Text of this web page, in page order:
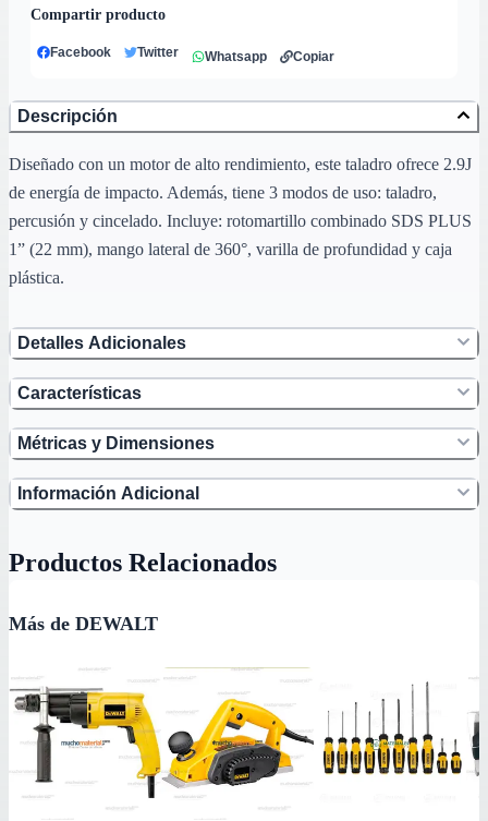
Compartir producto
Facebook Twitter Whatsapp Copiar
Descripción
Diseñado con un motor de alto rendimiento, este taladro ofrece 2.9J
de energía de impacto. Además, tiene 3 modos de uso: taladro,
percusión y cincelado. Incluye: rotomartillo combinado SDS PLUS
1” (22 mm), mango lateral de 360°, varilla de profundidad y caja
plástica.
Detalles Adicionales
Características
Métricas y Dimensiones
Información Adicional
Productos Relacionados
Más de DEWALT